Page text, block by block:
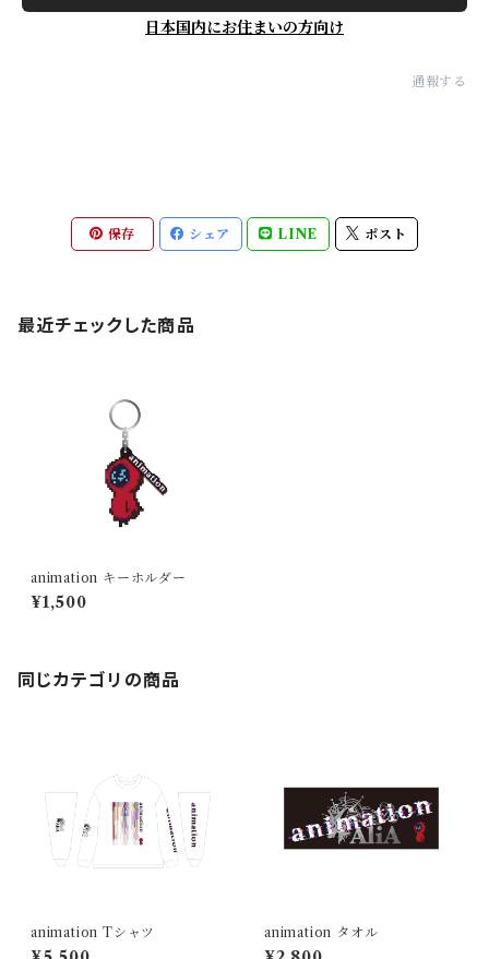
日本国内にお住まいの方向け
通報する
保存 シェア LINE ポスト
最近チェックした商品
animation キーホルダー
¥1,500
同じカテゴリの商品
animation Tシャツ animation タオル